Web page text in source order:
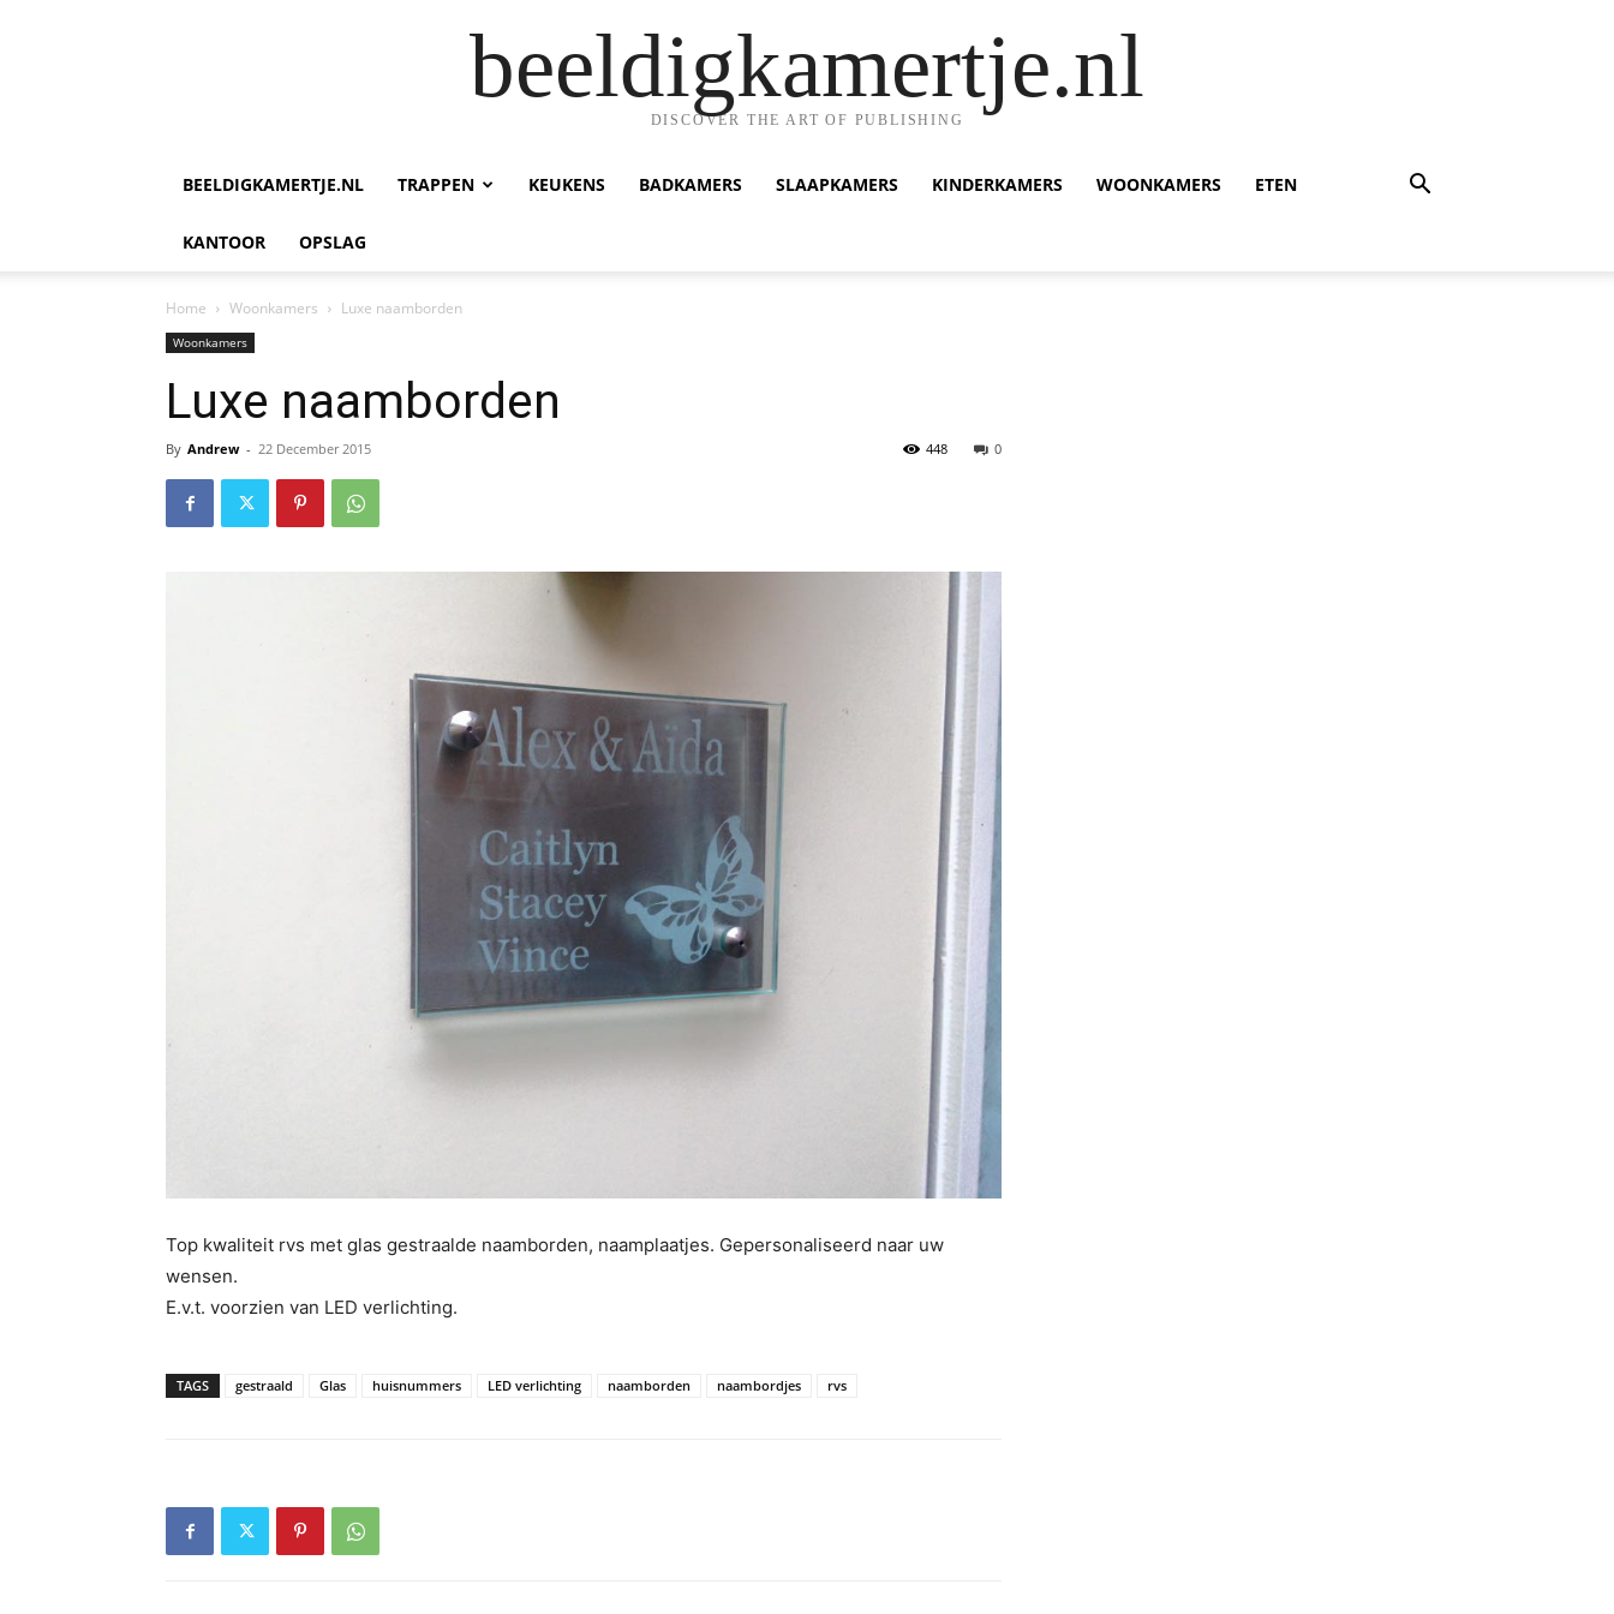
beeldigkamertje.nl
DISCOVER THE ART OF PUBLISHING
BEELDIGKAMERTJE.NL TRAPPEN KEUKENS BADKAMERS SLAAPKAMERS KINDERKAMERS WOONKAMERS ETEN
KANTOOR OPSLAG
Home Woonkamers Luxe naamborden
Woonkamers
Luxe naamborden
By Andrew - 22 December 2015 0
448
Top kwaliteit rvs met glas gestraalde naamborden, naamplaatjes. Gepersonaliseerd naar uw
wensen.
E.v.t. voorzien van LED verlichting.
TAGS gestraald Glas huisnummers LED verlichting naamborden naambordjes rvs